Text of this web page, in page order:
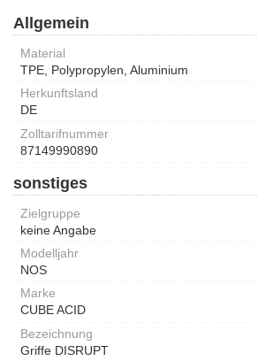
Allgemein
Material
TPE, Polypropylen, Aluminium
Herkunftsland
DE
Zolltarifnummer
87149990890
sonstiges
Zielgruppe
keine Angabe
Modelljahr
NOS
Marke
CUBE ACID
Bezeichnung
Griffe DISRUPT